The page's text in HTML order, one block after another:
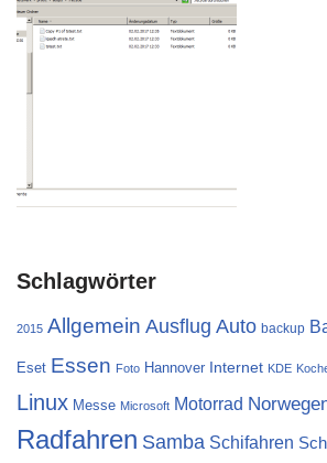
Schlagwörter
2015 Allgemein Ausflug Auto backup
Eset Essen Foto Hannover Internet KDE
Linux Messe Microsoft Motorrad
Radfahren Samba Schifahren